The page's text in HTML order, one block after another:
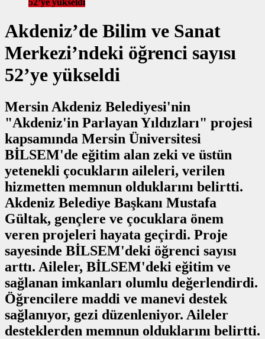
52’ye yükseldi
Akdeniz’de Bilim ve Sanat
Merkezi’ndeki öğrenci sayısı
52’ye yükseldi
Mersin Akdeniz Belediyesi'nin
"Akdeniz'in Parlayan Yıldızları" projesi
kapsamında Mersin Üniversitesi
BİLSEM'de eğitim alan zeki ve üstün
yetenekli çocukların aileleri, verilen
hizmetten memnun olduklarını belirtti.
Akdeniz Belediye Başkanı Mustafa
Gültak, gençlere ve çocuklara önem
veren projeleri hayata geçirdi. Proje
sayesinde BİLSEM'deki öğrenci sayısı
arttı. Aileler, BİLSEM'deki eğitim ve
sağlanan imkanları olumlu değerlendirdi.
Öğrencilere maddi ve manevi destek
sağlanıyor, gezi düzenleniyor. Aileler
desteklerden memnun olduklarını belirtti.